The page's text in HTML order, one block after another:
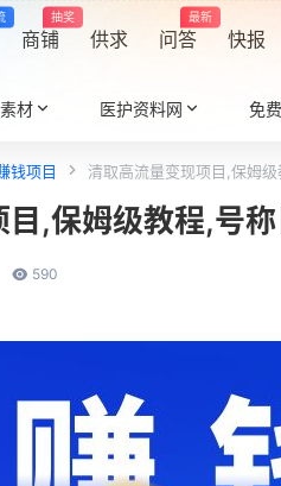
商铺
抽奖
供求 问答
最新
快报
材 医护资料网 免
钱项目 清取高流量变现项目,保姆
目,保姆级教程,号
590